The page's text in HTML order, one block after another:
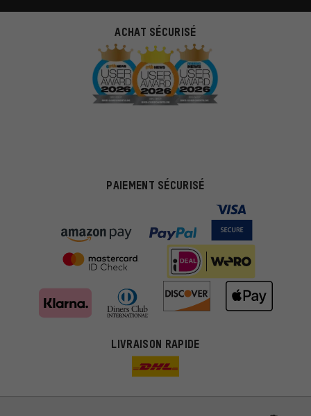
ACHAT SÉCURISÉ
PAIEMENT SÉCURISÉ
LIVRAISON RAPIDE